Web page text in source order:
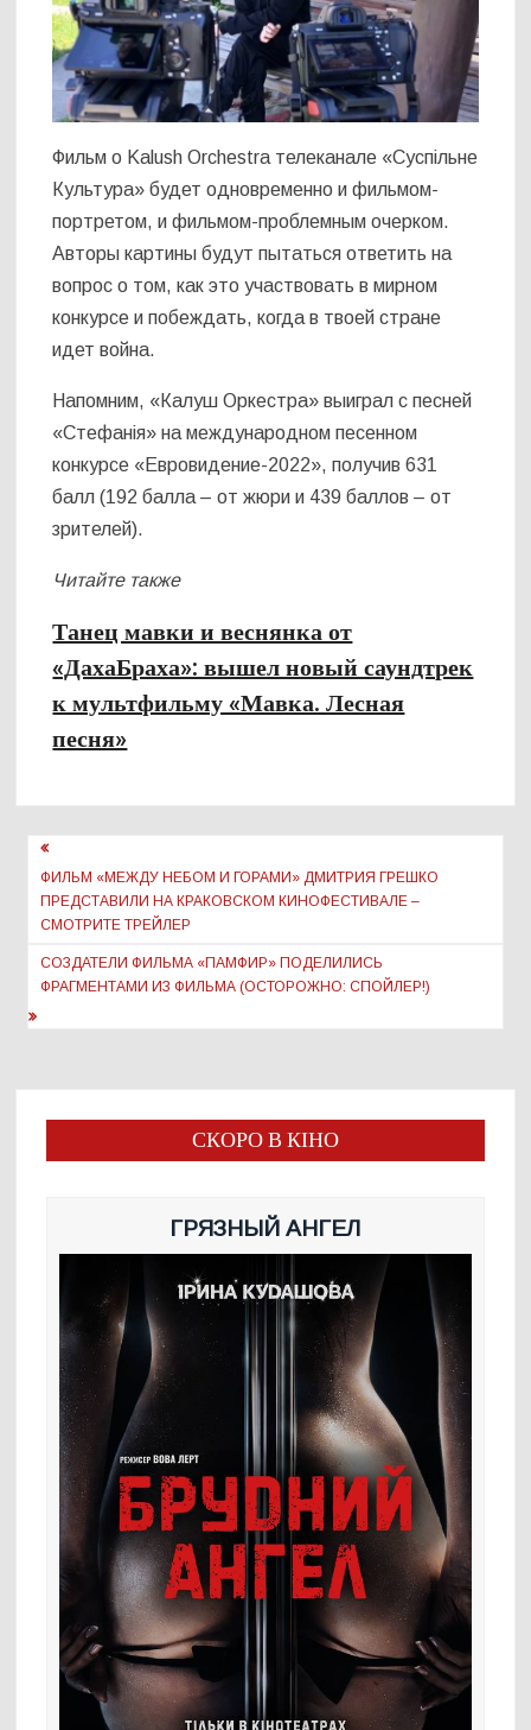
Фильм о Kalush Orchestra телеканале «Суспільне
Культура» будет одновременно и фильмом-
портретом, и фильмом-проблемным очерком.
Авторы картины будут пытаться ответить на
вопрос о том, как это участвовать в мирном
конкурсе и побеждать, когда в твоей стране
идет война.
Напомним, «Калуш Оркестра» выиграл с песней
«Стефанія» на международном песенном
конкурсе «Евровидение-2022», получив 631
балл (192 балла – от жюри и 439 баллов – от
зрителей).
Читайте также
Танец мавки и веснянка от
«ДахаБраха»: вышел новый саундтрек
к мультфильму «Мавка. Лесная
песня»
Навигация
по
записям
ФИЛЬМ «МЕЖДУ НЕБОМ И ГОРАМИ» ДМИТРИЯ ГРЕШКО
ПРЕДСТАВИЛИ НА КРАКОВСКОМ КИНОФЕСТИВАЛЕ –
СМОТРИТЕ ТРЕЙЛЕР
СОЗДАТЕЛИ ФИЛЬМА «ПАМФИР» ПОДЕЛИЛИСЬ
ФРАГМЕНТАМИ ИЗ ФИЛЬМА (ОСТОРОЖНО: СПОЙЛЕР!)
СКОРО В КІНО
ГРЯЗНЫЙ АНГЕЛ